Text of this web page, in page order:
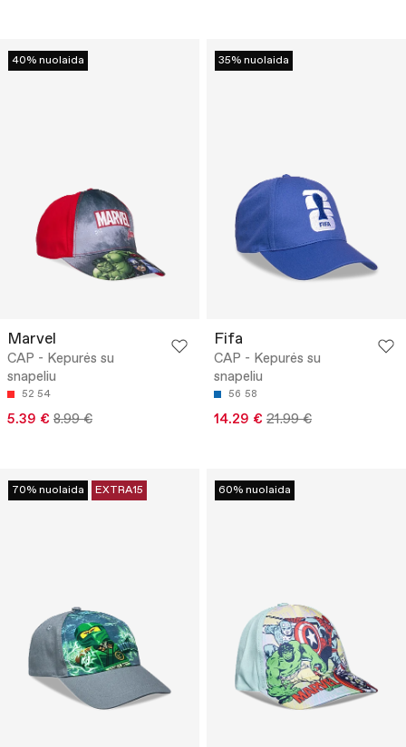
40% nuolaida
Marvel
CAP - Kepurės su
snapeliu
52 54
5.39 € 8.99 €
35% nuolaida
Fifa
CAP - Kepurės su
snapeliu
56 58
14.29 € 21.99 €
70% nuolaida EXTRA15 60% nuolaida